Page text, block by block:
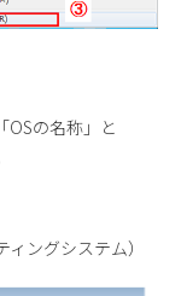
OSの名称」と
ングシステム）